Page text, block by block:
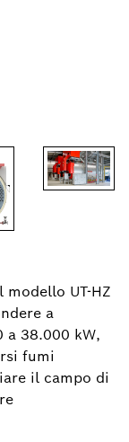
UT-HZ
a
a 38.000 kW,
fumi
il campo di